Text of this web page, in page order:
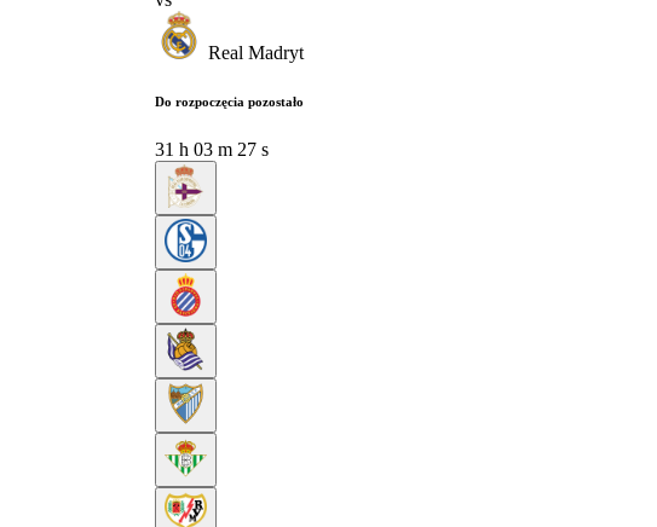
Real Madryt
Do rozpoczęcia pozostało
31 h 03 m 26 s